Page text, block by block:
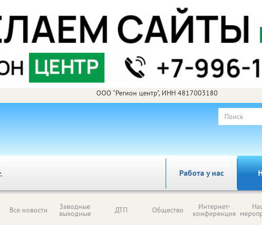
ООО "Регион центр", ИНН 4817003180
Работа у нас
Все новости Заводные
выходные ДТП Общество Интернет-
конференция